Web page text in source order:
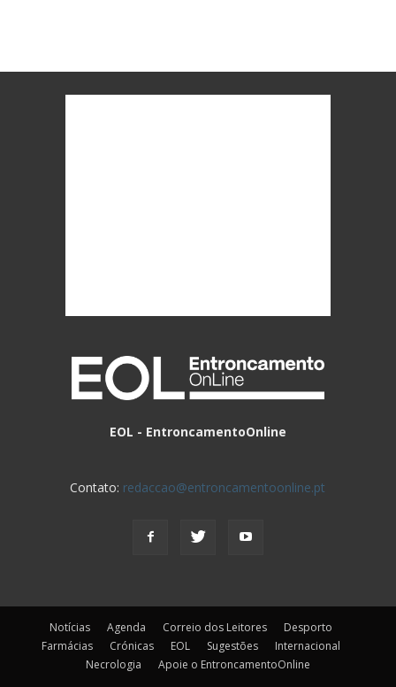
EOL - EntroncamentoOnline
Contato: redaccao@entroncamentoonline.pt
Notícias Agenda Correio dos Leitores
Desporto
Farmácias
Crónicas EOL Sugestões
Internacional
Necrologia
Apoie o EntroncamentoOnline